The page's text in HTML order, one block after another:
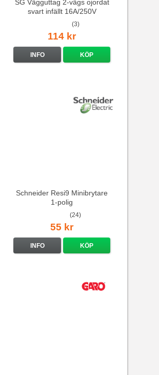
SG Vägguttag 2-vägs ojordat
svart infällt 16A/250V
(3)
114 kr
INFO KÖP
Schneider Resi9 Minibrytare
1-polig
(24)
55 kr
INFO KÖP